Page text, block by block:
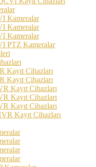
Kameralar
Cihazları
Cihazları
Cihazları
Cihazları
Cihazları
Kayıt Cihazları